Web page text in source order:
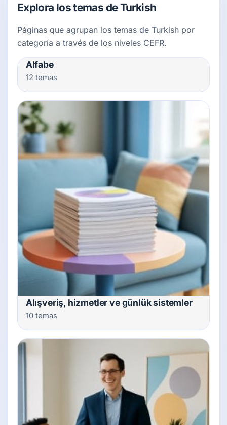
Explora los temas de Turkish
Páginas que agrupan los temas de Turkish por
categoría a través de los niveles CEFR.
Alfabe
12 temas
Alışveriş, hizmetler ve günlük sistemler
10 temas